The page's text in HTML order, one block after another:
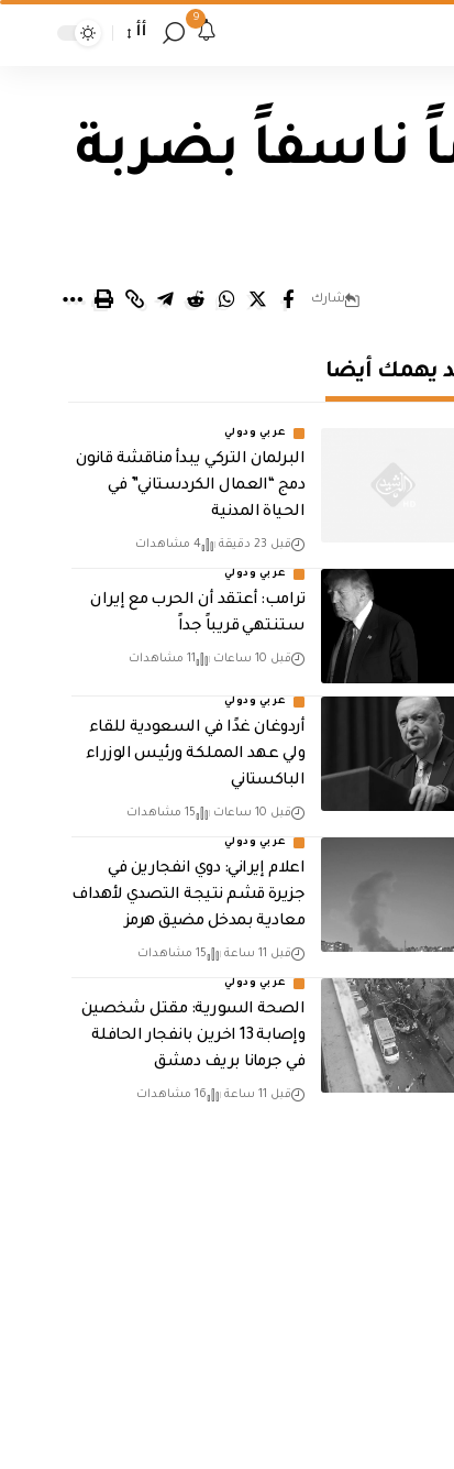
9
أأ
ناسفاً بضربة
شارك
يهمك أيضا
عربي ودولي
البرلمان التركي يبدأ مناقشة قانون
دمج “العمال الكردستاني” في
الحياة المدنية
قبل 23 دقيقة 4 مشاهدات
عربي ودولي
‏ترامب: أعتقد أن الحرب مع إيران
ستنتهي قريباً جداً
قبل 10 ساعات 11 مشاهدات
عربي ودولي
أردوغان غدًا في السعودية للقاء
ولي عهد المملكة ورئيس الوزراء
الباكستاني
قبل 10 ساعات 15 مشاهدات
عربي ودولي
اعلام إيراني: دوي انفجارين في
جزيرة قشم نتيجة التصدي لأهداف
معادية بمدخل مضيق هرمز
قبل 11 ساعة 15 مشاهدات
عربي ودولي
الصحة السورية: مقتل شخصين
وإصابة 13 اخرين بانفجار الحافلة
في جرمانا بريف دمشق
قبل 11 ساعة 16 مشاهدات